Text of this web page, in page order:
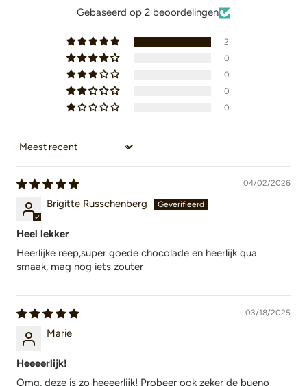
Gebaseerd op 2 beoordelingen
2
0
0
0
0
Sort by
04/02/2026
Brigitte Russchenberg
Heel lekker
Heerlijke reep,super goede chocolade en heerlijk qua
smaak, mag nog iets zouter
03/18/2025
Marie
Heeeerlijk!
Omg, deze is zo heeeerlijk! Probeer ook zeker de bueno